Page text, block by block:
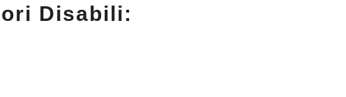
Disabili: